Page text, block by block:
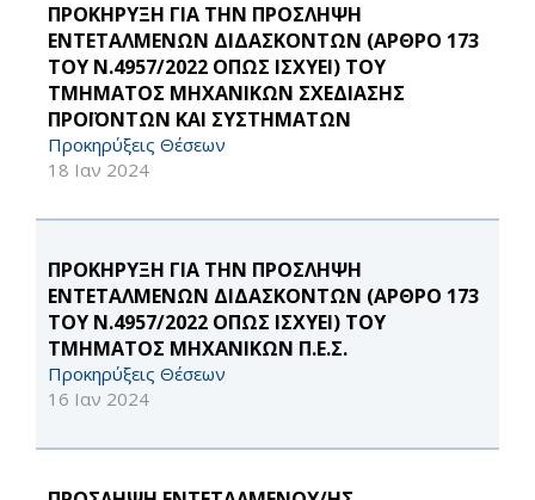
ΠΡΟΚΗΡΥΞΗ ΓΙΑ ΤΗΝ ΠΡΟΣΛΗΨΗ
ΕΝΤΕΤΑΛΜΕΝΩΝ ΔΙΔΑΣΚΟΝΤΩΝ (ΑΡΘΡΟ 173
ΤΟΥ Ν.4957/2022 ΟΠΩΣ ΙΣΧΥΕΙ) ΤΟΥ
ΤΜΗΜΑΤΟΣ ΜΗΧΑΝΙΚΩΝ ΣΧΕΔΙΑΣΗΣ
ΠΡΟΪΟΝΤΩΝ ΚΑΙ ΣΥΣΤΗΜΑΤΩΝ
Προκηρύξεις Θέσεων
18 Ιαν 2024
ΠΡΟΚΗΡΥΞΗ ΓΙΑ ΤΗΝ ΠΡΟΣΛΗΨΗ
ΕΝΤΕΤΑΛΜΕΝΩΝ ΔΙΔΑΣΚΟΝΤΩΝ (ΑΡΘΡΟ 173
ΤΟΥ Ν.4957/2022 ΟΠΩΣ ΙΣΧΥΕΙ) ΤΟΥ
ΤΜΗΜΑΤΟΣ ΜΗΧΑΝΙΚΩΝ Π.Ε.Σ.
Προκηρύξεις Θέσεων
16 Ιαν 2024